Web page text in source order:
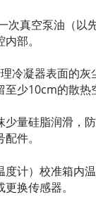
次真空泵油（以
部。
冷凝器表面的灰
少10cm的散热
量硅脂润滑，防
件。
度计）校准箱
换传感器。